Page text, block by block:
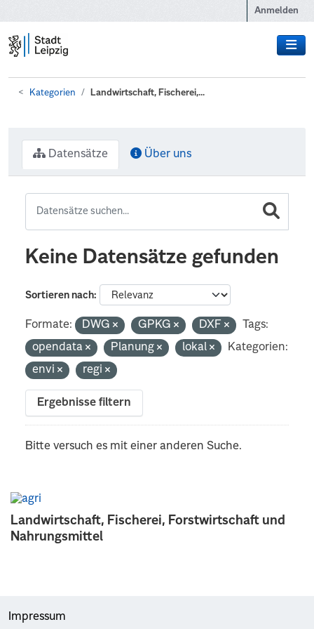
Anmelden
Kategorien Landwirtschaft, Fischerei,...
Landwirtschaft, Fischerei, Forstwirtschaft und
Nahrungsmittel
Datensätze Über uns
Keine Datensätze gefunden
Sortieren nach
Formate: DWG GPKG DXF
Tags:
opendata
Planung lokal
Kategorien:
envi
regi
Ergebnisse filtern
Bitte versuch es mit einer anderen Suche.
Impressum